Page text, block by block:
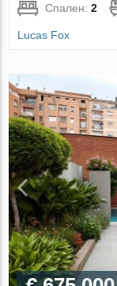
Спален:2
Lucas Fox